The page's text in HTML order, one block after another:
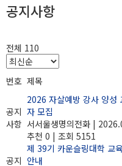
공지사항
전체 110
번호 제목
공지
사항
2026 자살예방 강사 양성
자 모집
서서울생명의전화 |
추천 0 | 조회 5151
공지
제 39기 카운슬링대학 교
안내